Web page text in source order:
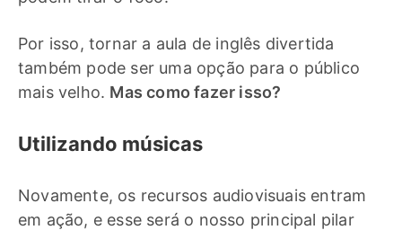
Por isso, tornar a aula de inglês divertida
também pode ser uma opção para o público
mais velho. Mas como fazer isso?
Utilizando músicas
Novamente, os recursos audiovisuais entram
em ação, e esse será o nosso principal pilar